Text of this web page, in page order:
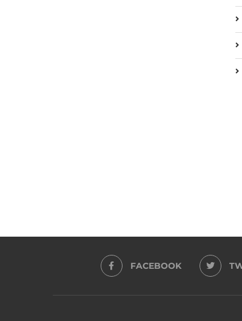
FACEBOOK